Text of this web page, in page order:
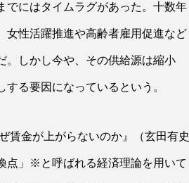
でにはタイムラグがあった。十数年
女性活躍推進や高齢者雇用促進など
。しかし今や、その供給源は縮小
る要因になっているという。
賃金が上がらないのか』（玄田有史
点」※と呼ばれる経済理論を用いて